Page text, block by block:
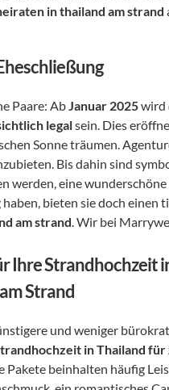
in thailand am strand
Paare: Ab Januar 2025 wird
legal sein. Dies
Sonne träumen.
Bis dahin sind
werden, eine
bieten sie doch einen
am strand. Wir bei
Ihre Strandhochzeit
Strand
und weniger
in Thailand
Pakete beinhalten häufig